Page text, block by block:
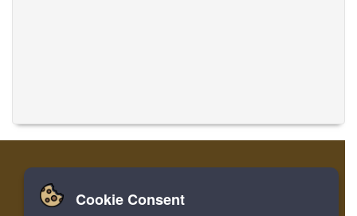
Zuhause Einloggen
Cookie Consent